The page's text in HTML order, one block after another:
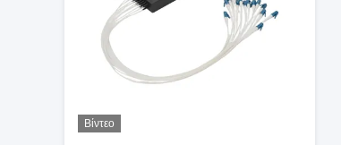
Βίντεο